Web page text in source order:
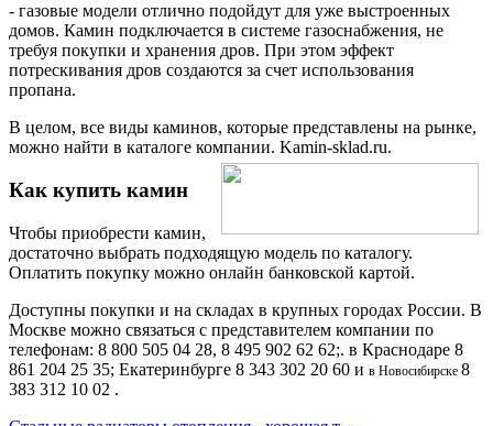
- газовые модели отлично подойдут для уже выстроенных
домов. Камин подключается в системе газоснабжения, не
требуя покупки и хранения дров. При этом эффект
потрескивания дров создаются за счет использования
пропана.
В целом, все виды каминов, которые представлены на рынке,
можно найти в каталоге компании. Kamin-sklad.ru.
Как купить камин
Чтобы приобрести камин,
достаточно выбрать подходящую модель по каталогу.
Оплатить покупку можно онлайн банковской картой.
Доступны покупки и на складах в крупных городах России. В
Москве можно связаться с представителем компании по
телефонам: 8 800 505 04 28, 8 495 902 62 62;. в Краснодаре 8
861 204 25 35; Екатеринбурге 8 343 302 20 60 и в Новосибирске 8
383 312 10 02 .